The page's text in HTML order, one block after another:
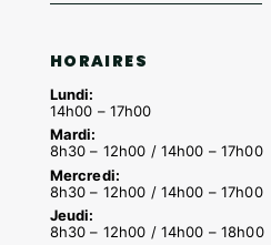
HORAIRES
Lundi:
14h00 – 17h00
Mardi:
8h30 – 12h00 / 14h00 – 17h00
Mercredi:
8h30 – 12h00 / 14h00 – 17h00
Jeudi:
8h30 – 12h00 / 14h00 – 18h00